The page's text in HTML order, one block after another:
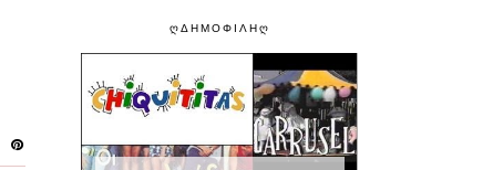
ᲦΔΗΜΟΦΙΛΗᲦ